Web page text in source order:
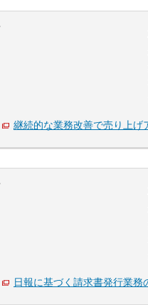
継続的な業務改善で売り上げ
日報に基づく請求書発行業務